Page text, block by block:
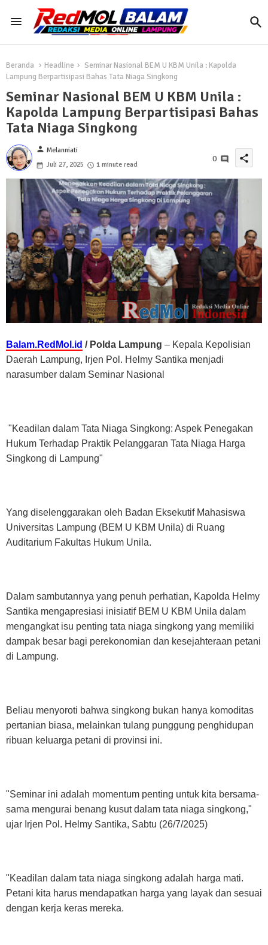
Beranda Headline
Seminar Nasional BEM U KBM Unila : Kapolda
Lampung Berpartisipasi Bahas Tata Niaga Singkong
Seminar Nasional BEM U KBM Unila :
Kapolda Lampung Berpartisipasi Bahas
Tata Niaga Singkong
person Melanniati
Juli 27, 2025
1 minute read
0 share
Balam.RedMol.id / Polda Lampung – Kepala Kepolisian
Daerah Lampung, Irjen Pol. Helmy Santika menjadi
narasumber dalam Seminar Nasional
"Keadilan dalam Tata Niaga Singkong: Aspek Penegakan
Hukum Terhadap Praktik Pelanggaran Tata Niaga Harga
Singkong di Lampung"
Yang diselenggarakan oleh Badan Eksekutif Mahasiswa
Universitas Lampung (BEM U KBM Unila) di Ruang
Auditarium Fakultas Hukum Unila.
Dalam sambutannya yang penuh perhatian, Kapolda Helmy
Santika mengapresiasi inisiatif BEM U KBM Unila dalam
mengangkat isu penting tata niaga singkong yang memiliki
dampak besar bagi perekonomian dan kesejahteraan petani
di Lampung.
Beliau menyoroti bahwa singkong bukan hanya komoditas
pertanian biasa, melainkan tulang punggung penghidupan
ribuan keluarga petani di provinsi ini.
"Seminar ini adalah momentum penting untuk kita bersama-
sama mengurai benang kusut dalam tata niaga singkong,"
ujar Irjen Pol. Helmy Santika, Sabtu (26/7/2025)
"Keadilan dalam tata niaga singkong adalah harga mati.
Petani kita harus mendapatkan harga yang layak dan sesuai
dengan kerja keras mereka.